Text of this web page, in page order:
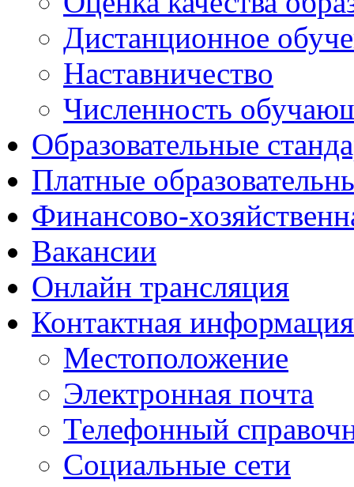
Дистанционное
Наставничество
Численность
Образовательные
Платные
Финансово-
Вакансии
Онлайн трансляция
Контактная информация
Местоположение
Электронная почта
Телефонный
Социальные сети